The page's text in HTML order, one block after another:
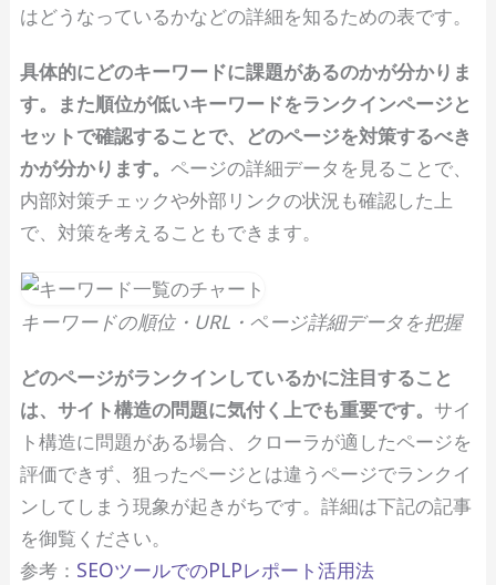
はどうなっているかなどの詳細を知るための表です。
具体的にどのキーワードに課題があるのかが分かりま
す。また順位が低いキーワードをランクインページと
セットで確認することで、どのページを対策するべき
かが分かります。 ページの詳細データを見ることで、
内部対策チェックや外部リンクの状況も確認した上
で、対策を考えることもできます。
キーワードの順位・URL・ページ詳細データを把握
どのページがランクインしているかに注目すること
は、サイト構造の問題に気付く上でも重要です。 サイ
ト構造に問題がある場合、クローラが適したページを
評価できず、狙ったページとは違うページでランクイ
ンしてしまう現象が起きがちです。詳細は下記の記事
を御覧ください。
参考： SEOツールでのPLPレポート活用法